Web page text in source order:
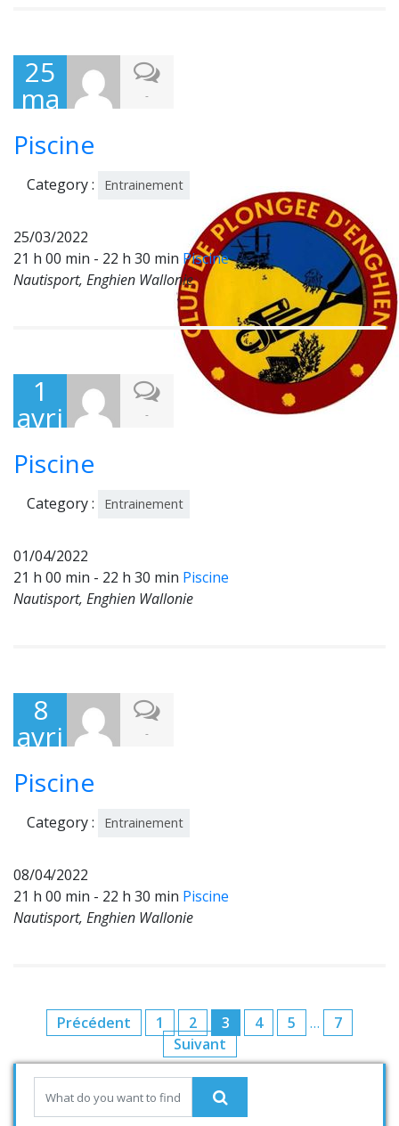
25
ma
202
2
-
Piscine
Category : Entrainement
25/03/2022
21 h 00 min - 22 h 30 min Piscine
Nautisport, Enghien Wallonie
1
avri
202
2
-
Piscine
Category : Entrainement
01/04/2022
21 h 00 min - 22 h 30 min Piscine
Nautisport, Enghien Wallonie
8
avri
202
2
-
Piscine
Category : Entrainement
08/04/2022
21 h 00 min - 22 h 30 min Piscine
Nautisport, Enghien Wallonie
Précédent 1 2 3 4 5 …
7
Suivant